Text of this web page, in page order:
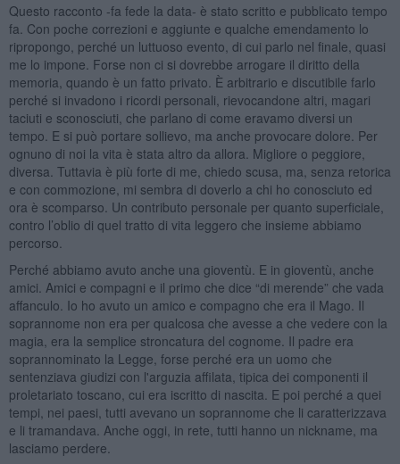
Questo racconto -fa fede la data- è stato scritto e pubblicato tempo
fa. Con poche correzioni e aggiunte e qualche emendamento lo
ripropongo, perché un luttuoso evento, di cui parlo nel finale, quasi
me lo impone. Forse non ci si dovrebbe arrogare il diritto della
memoria, quando è un fatto privato. È arbitrario e discutibile farlo
perché si invadono i ricordi personali, rievocandone altri, magari
taciuti e sconosciuti, che parlano di come eravamo diversi un
tempo. E si può portare sollievo, ma anche provocare dolore. Per
ognuno di noi la vita è stata altro da allora. Migliore o peggiore,
diversa. Tuttavia è più forte di me, chiedo scusa, ma, senza retorica
e con commozione, mi sembra di doverlo a chi ho conosciuto ed
ora è scomparso. Un contributo personale per quanto superficiale,
contro l’oblio di quel tratto di vita leggero che insieme abbiamo
percorso.
Perché abbiamo avuto anche una gioventù. E in gioventù, anche
amici. Amici e compagni e il primo che dice “di merende” che vada
affanculo. Io ho avuto un amico e compagno che era il Mago. Il
soprannome non era per qualcosa che avesse a che vedere con la
magia, era la semplice stroncatura del cognome. Il padre era
soprannominato la Legge, forse perché era un uomo che
sentenziava giudizi con l'arguzia affilata, tipica dei componenti il
proletariato toscano, cui era iscritto di nascita. E poi perché a quei
tempi, nei paesi, tutti avevano un soprannome che li caratterizzava
e li tramandava. Anche oggi, in rete, tutti hanno un nickname, ma
lasciamo perdere.